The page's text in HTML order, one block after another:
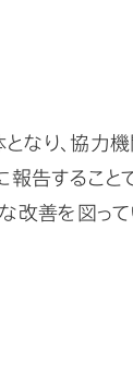
なり、協力
告すること
善を図って